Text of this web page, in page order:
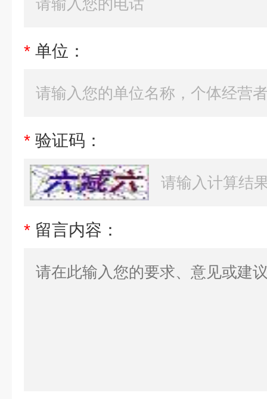
* 单位：
* 验证码：
* 留言内容：